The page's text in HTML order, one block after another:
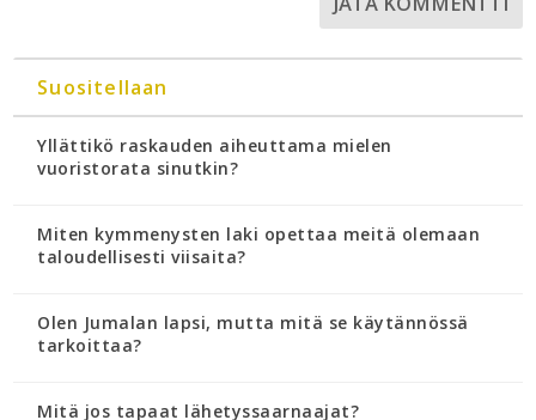
Suositellaan
Yllättikö raskauden aiheuttama mielen
vuoristorata sinutkin?
Miten kymmenysten laki opettaa meitä olemaan
taloudellisesti viisaita?
Olen Jumalan lapsi, mutta mitä se käytännössä
tarkoittaa?
Mitä jos tapaat lähetyssaarnaajat?